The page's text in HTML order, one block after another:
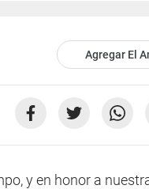
Agregar El
y en honor a